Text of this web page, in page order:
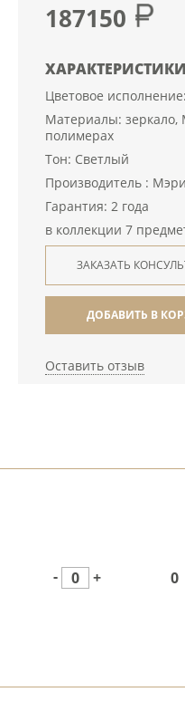
187150
Цветовое
Материалы:
полимерах
Тон: Светлый
Производитель :
Гарантия: 2 года
в коллекции 7
ЗАКАЗАТЬ
ДОБАВИТЬ В
Оставить отзыв
- 0 + 0